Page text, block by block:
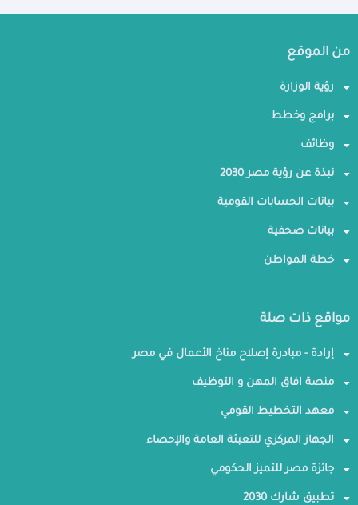
من الموقع
رؤية الوزارة
برامج وخطط
وظائف
نبذة عن رؤية مصر 2030
بيانات الحسابات القومية
بيانات صحفية
خطة المواطن
مواقع ذات صلة
إرادة - مبادرة إصلاح مناخ الأعمال في مصر
منصة افاق المهن و التوظيف
معهد التخطيط القومي
الجهاز المركزي للتعبئة العامة والإحصاء
جائزة مصر للتميز الحكومي
تطبيق شارك 2030